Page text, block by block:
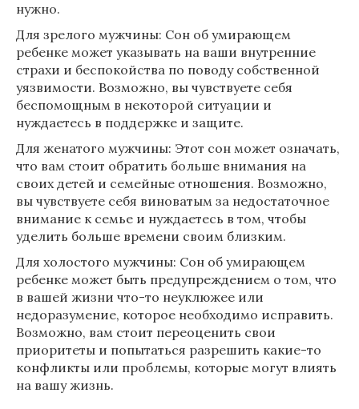
нужно.
Для зрелого мужчины: Сон об умирающем
ребенке может указывать на ваши внутренние
страхи и беспокойства по поводу собственной
уязвимости. Возможно, вы чувствуете себя
беспомощным в некоторой ситуации и
нуждаетесь в поддержке и защите.
Для женатого мужчины: Этот сон может означать,
что вам стоит обратить больше внимания на
своих детей и семейные отношения. Возможно,
вы чувствуете себя виноватым за недостаточное
внимание к семье и нуждаетесь в том, чтобы
уделить больше времени своим близким.
Для холостого мужчины: Сон об умирающем
ребенке может быть предупреждением о том, что
в вашей жизни что-то неуклюжее или
недоразумение, которое необходимо исправить.
Возможно, вам стоит переоценить свои
приоритеты и попытаться разрешить какие-то
конфликты или проблемы, которые могут влиять
на вашу жизнь.